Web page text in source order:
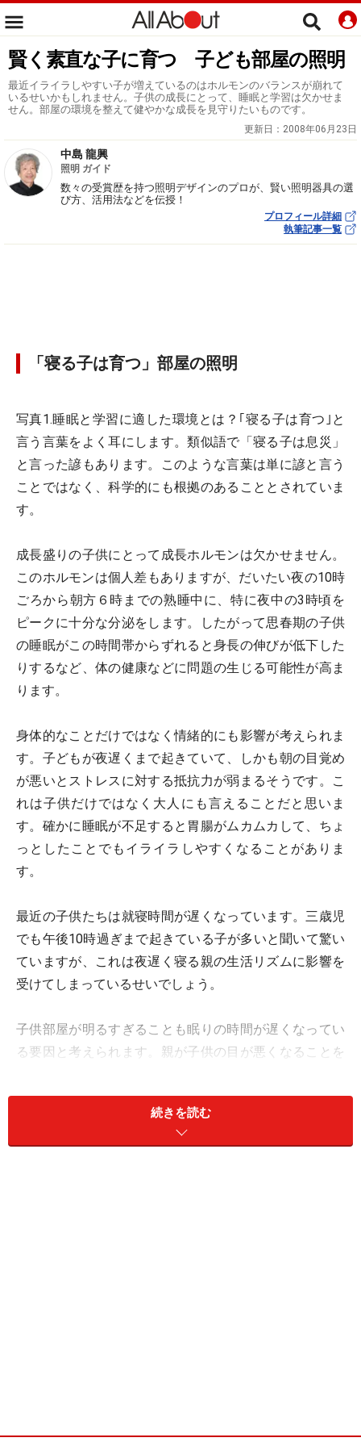
賢く素直な子に育つ 子ども部屋の照明
最近イライラしやすい子が増えているのはホルモンのバランスが崩れて
いるせいかもしれません。子供の成長にとって、睡眠と学習は欠かせま
せん。部屋の環境を整えて健やかな成長を見守りたいものです。
更新日： 2008年06月23日
中島 龍興
照明 ガイド
数々の受賞歴を持つ照明デザインのプロが、賢い照明器具の選
び方、活用法などを伝授！
プロフィール詳細
執筆記事一覧
「寝る子は育つ」部屋の照明
写真1.睡眠と学習に適した環境とは？｢寝る子は育つ｣と
言う言葉をよく耳にします。類似語で「寝る子は息災」
と言った諺もあります。このような言葉は単に諺と言う
ことではなく、科学的にも根拠のあることとされていま
す。
成長盛りの子供にとって成長ホルモンは欠かせません。
このホルモンは個人差もありますが、だいたい夜の10時
ごろから朝方６時までの熟睡中に、特に夜中の3時頃を
ピークに十分な分泌をします。したがって思春期の子供
の睡眠がこの時間帯からずれると身長の伸びが低下した
りするなど、体の健康などに問題の生じる可能性が高ま
ります。
身体的なことだけではなく情緒的にも影響が考えられま
す。子どもが夜遅くまで起きていて、しかも朝の目覚め
が悪いとストレスに対する抵抗力が弱まるそうです。こ
れは子供だけではなく大人にも言えることだと思いま
す。確かに睡眠が不足すると胃腸がムカムカして、ちょ
っとしたことでもイライラしやすくなることがありま
す。
最近の子供たちは就寝時間が遅くなっています。三歳児
でも午後10時過ぎまで起きている子が多いと聞いて驚い
ていますが、これは夜遅く寝る親の生活リズムに影響を
受けてしまっているせいでしょう。
子供部屋が明るすぎることも眠りの時間が遅くなってい
る要因と考えられます。親が子供の目が悪くなることを
ります。
次の頁では、勉強とくつろぎのできる勉強部屋の照明に
続きを読む